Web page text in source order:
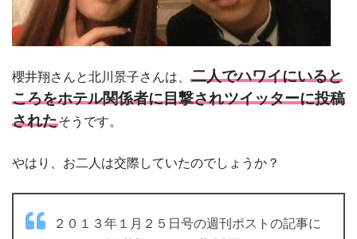
櫻井翔さんと北川景子さんは、 二人でハワイにいると
ころをホテル関係者に目撃されツイッターに投稿
されたそうです。
やはり、お二人は交際していたのでしょうか？
２０１３年１月２５日号の週刊ポストの記事に